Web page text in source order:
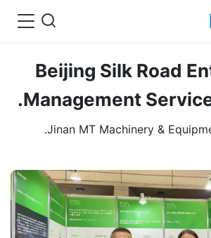
Beijing Silk Road
Management
Jinan MT Machinery &